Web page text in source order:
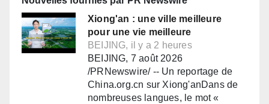
Xiong'an : une ville meilleure
pour une vie meilleure
BEIJING, il y a 2 heures
BEIJING, 7 août 2026
/PRNewswire/ -- Un reportage de
China.org.cn sur Xiong'anDans de
nombreuses langues, le mot «